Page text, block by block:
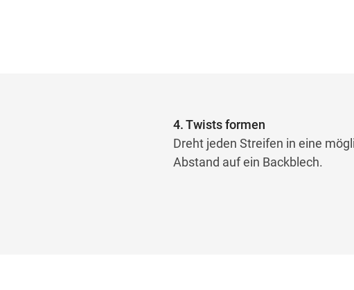
4. Twists formen
Dreht jeden Streifen in eine
Abstand auf ein Backblech.